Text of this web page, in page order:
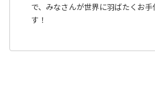
で、みなさんが世界に羽ばたくお
す！